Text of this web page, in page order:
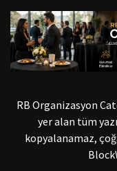
RB Organizasyon
yer alan tüm
kopyalanamaz,